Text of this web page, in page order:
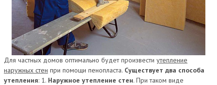
Для частных домов оптимально будет произвести утепление
наружных стен при помощи пенопласта. Существует два способа
утепления: 1. Наружное утепление стен. При таком виде